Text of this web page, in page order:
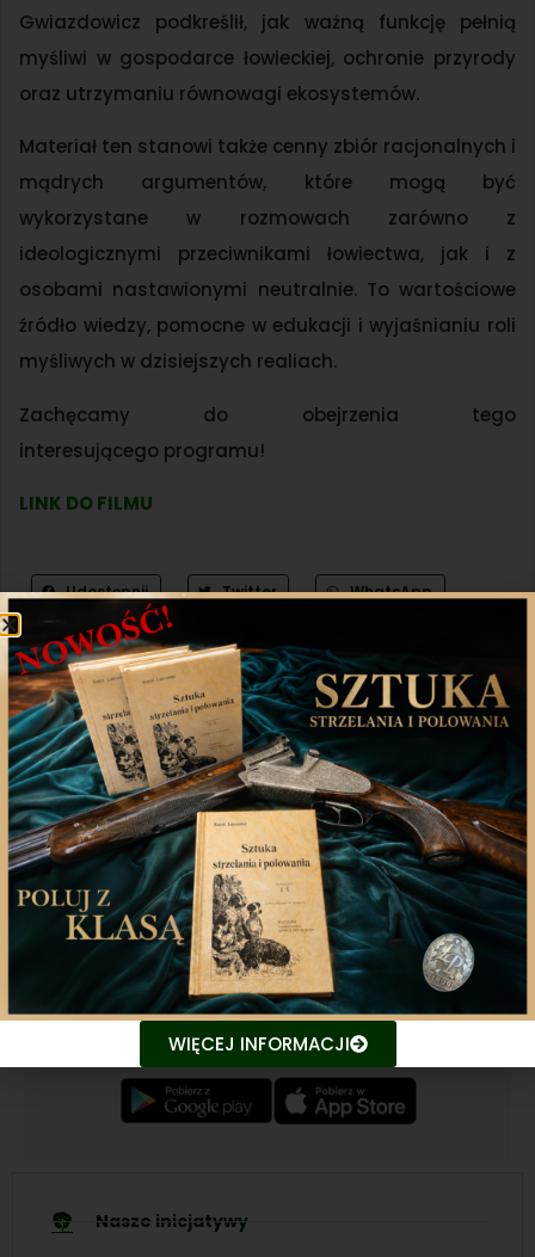
Gwiazdowicz podkreślił, jak ważną funkcję pełnią
myśliwi w gospodarce łowieckiej, ochronie przyrody
oraz utrzymaniu równowagi ekosystemów.
Materiał ten stanowi także cenny zbiór racjonalnych i
mądrych argumentów, które mogą być
wykorzystane w rozmowach zarówno z
ideologicznymi przeciwnikami łowiectwa, jak i z
osobami nastawionymi neutralnie. To wartościowe
źródło wiedzy, pomocne w edukacji i wyjaśnianiu roli
myśliwych w dzisiejszych realiach.
Zachęcamy do obejrzenia tego
interesującego programu!
LINK DO FILMU
Udostępnij Twitter WhatsApp
Poprzedni artykuł Następny artykuł
Aplikacja mobilna
Nasza aplikacja to doskonały towarzysz każdego
miłośnika łowiectwa, który pragnie pozostać na
bieżąco z najnowszymi treściami związanych stron.
Śledź aktualne wydarzenia
Udostępniaj treści znajomym
Nasze inicjatywy
WIĘCEJ INFORMACJI